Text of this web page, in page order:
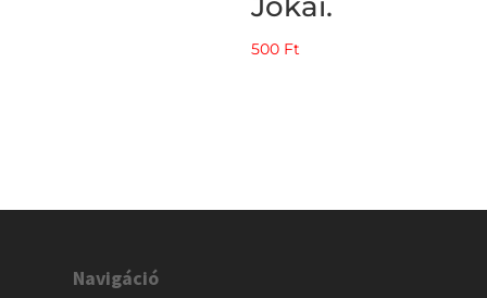
500 Ft
Navigáció